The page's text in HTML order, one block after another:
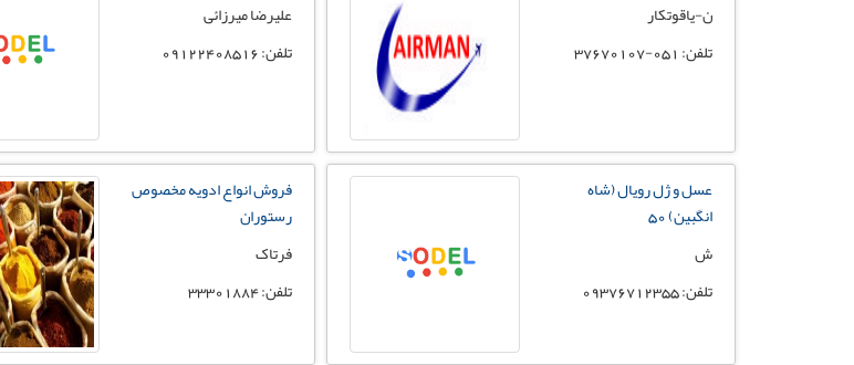
ن-یاقوتکار
تلفن: 051-37670107
علیرضا میرزائی
تلفن: 09122408516
عسل و ژل رویال (شاه
انگبین) 50
ش
تلفن: 09376712355
فروش انواع ادويه مخصوص
رستوران
فرتاک
تلفن: 33301884